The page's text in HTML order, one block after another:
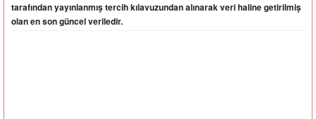
tarafından yayınlanmış tercih kılavuzundan alınarak veri haline getirilmiş
olan en son güncel veriledir.